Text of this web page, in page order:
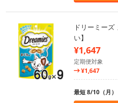
ドリーミー
い】
¥1,647
定期便対象
¥1,647
最短 8/10（月）